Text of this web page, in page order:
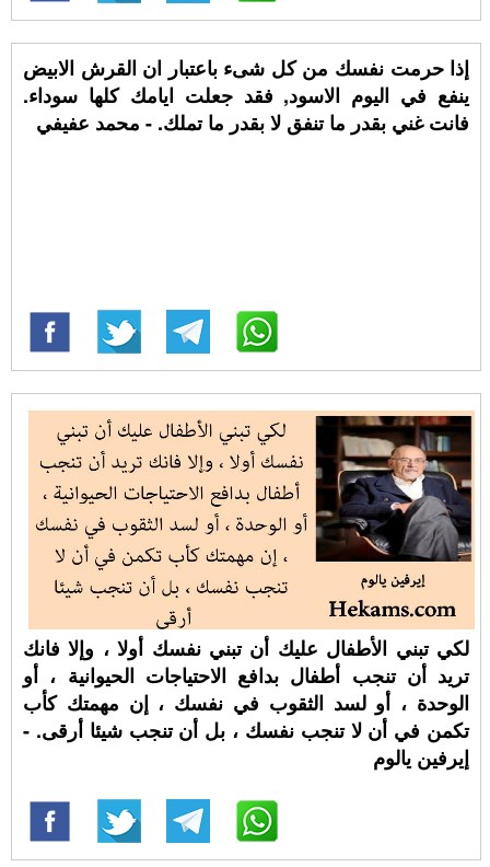
إذا حرمت نفسك من كل شىء باعتبار ان القرش الابيض
ينفع في اليوم الاسود, فقد جعلت ايامك كلها سوداء.
فانت غني بقدر ما تنفق لا بقدر ما تملك. - محمد عفيفي
لكي تبني الأطفال عليك أن تبني نفسك أولا ، وإلا فانك
تريد أن تنجب أطفال بدافع الاحتياجات الحيوانية ، أو
الوحدة ، أو لسد الثقوب في نفسك ، إن مهمتك كأب
تكمن في أن لا تنجب نفسك ، بل أن تنجب شيئا أرقى. -
إيرفين يالوم